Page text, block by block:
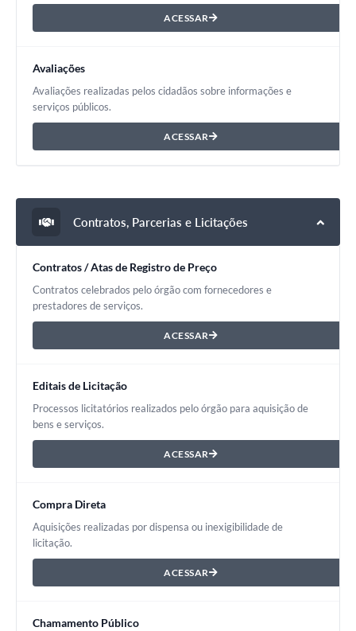
ACESSAR
Avaliações
Avaliações realizadas pelos cidadãos sobre informações e
serviços públicos.
ACESSAR
Contratos, Parcerias e Licitações
Contratos / Atas de Registro de Preço
Contratos celebrados pelo órgão com fornecedores e
prestadores de serviços.
ACESSAR
Editais de Licitação
Processos licitatórios realizados pelo órgão para aquisição de
bens e serviços.
ACESSAR
Compra Direta
Aquisições realizadas por dispensa ou inexigibilidade de
licitação.
ACESSAR
Chamamento Público